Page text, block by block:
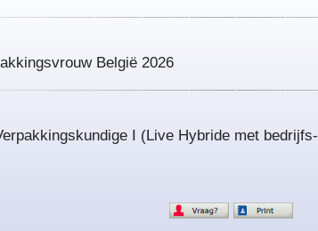
België 2026
I (Live Hybride met bedrijfs-